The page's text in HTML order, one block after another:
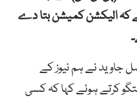
کہ الیکشن کمیشن بتا دے
جاوید نے ہم نیوز کے
کرتے ہوئے کہا کہ کسی